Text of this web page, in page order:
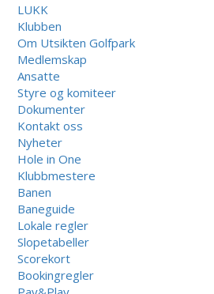
LUKK
Klubben
Om Utsikten Golfpark
Medlemskap
Ansatte
Styre og komiteer
Dokumenter
Kontakt oss
Nyheter
Hole in One
Klubbmestere
Banen
Baneguide
Lokale regler
Slopetabeller
Scorekort
Bookingregler